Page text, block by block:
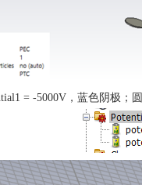
= -5000V，蓝色阴极；